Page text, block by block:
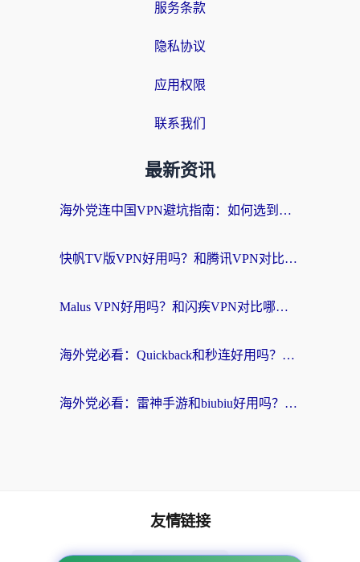
服务条款
隐私协议
应用权限
联系我们
最新资讯
海外党连中国VPN避坑指南：如何选到真正能无缝刷国内资源的加速器？
快帆TV版VPN好用吗？和腾讯VPN对比哪个回国效果更好？海外党必看的真实体验指南
Malus VPN好用吗？和闪疾VPN对比哪个回国效果更好？海外华人的实用避坑指南
海外党必看：Quickback和秒连好用吗？3步选对回国加速器，无缝刷国内资源
海外党必看：雷神手游和biubiu好用吗？3招选对回国加速器无缝刷国内资源
友情链接